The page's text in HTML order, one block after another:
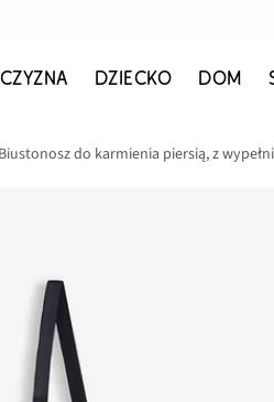
DZIECKO DOM
Biustonosz do karmienia piersią, z